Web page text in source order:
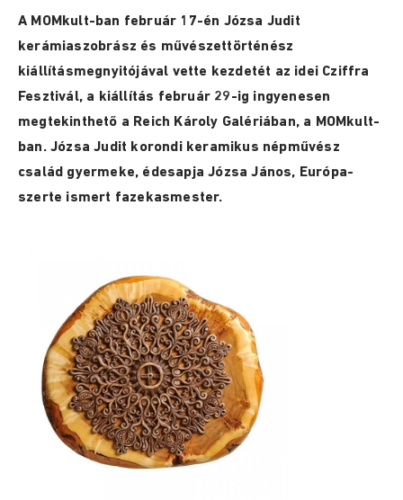
A MOMkult-ban február 17-én Józsa Judit
kerámiaszobrász és művészettörténész
kiállításmegnyitójával vette kezdetét az idei Cziffra
Fesztivál, a kiállítás február 29-ig ingyenesen
megtekinthető a Reich Károly Galériában, a MOMkult-
ban. Józsa Judit korondi keramikus népművész
család gyermeke, édesapja Józsa János, Európa-
szerte ismert fazekasmester.